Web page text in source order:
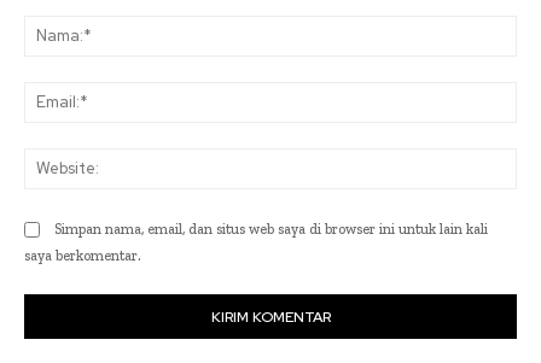
Simpan nama, email, dan situs web saya di browser ini untuk lain kali
saya berkomentar.